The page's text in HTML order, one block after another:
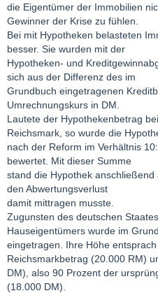
die Eigentümer der Immobilien
Gewinner der Krise zu fühlen.
Bei mit Hypotheken belasteten
besser. Sie wurden mit der
Hypotheken- und
sich aus der Differenz des im
Grundbuch eingetragenen
Umrechnungskurs in DM.
Lautete der Hypothekenbetrag
Reichsmark, so wurde die
nach der Reform im Verhältnis
bewertet. Mit dieser Summe
stand die Hypothek
den Abwertungsverlust
damit mittragen musste.
Zugunsten des deutschen
Hauseigentümers wurde im
eingetragen. Ihre Höhe
Reichsmarkbetrag (20.000 RM)
DM), also 90 Prozent der
(18.000 DM).